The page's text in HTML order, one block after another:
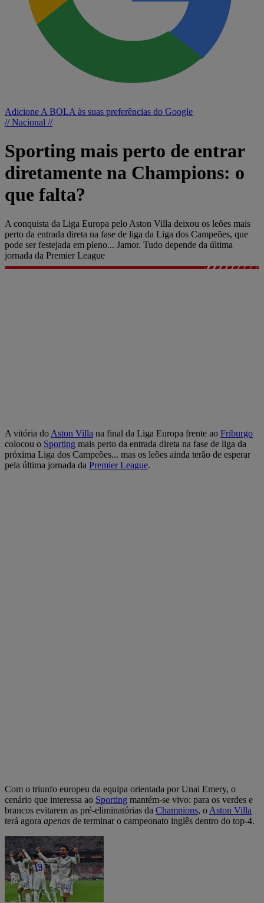
Adicione A BOLA às suas preferências do Google
// Nacional //
Sporting mais perto de entrar
diretamente na Champions: o
que falta?
A conquista da Liga Europa pelo Aston Villa deixou os leões mais
perto da entrada direta na fase de liga da Liga dos Campeões, que
pode ser festejada em pleno... Jamor. Tudo depende da última
jornada da Premier League
A vitória do Aston Villa na final da Liga Europa frente ao Friburgo
colocou o Sporting mais perto da entrada direta na fase de liga da
próxima Liga dos Campeões... mas os leões ainda terão de esperar
pela última jornada da Premier League.
Com o triunfo europeu da equipa orientada por Unai Emery, o
cenário que interessa ao Sporting mantém-se vivo: para os verdes e
brancos evitarem as pré-eliminatórias da Champions, o Aston Villa
terá agora apenas de terminar o campeonato inglês dentro do top-4.